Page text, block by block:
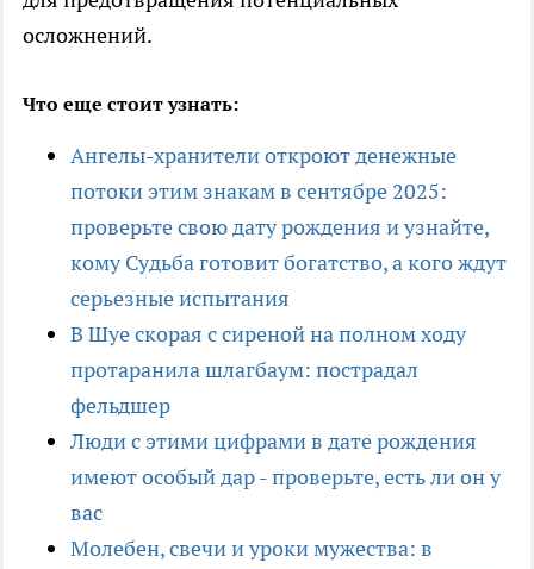
осложнений.
Что еще стоит узнать:
Ангелы-хранители откроют денежные
потоки этим знакам в сентябре 2025:
проверьте свою дату рождения и узнайте,
кому Судьба готовит богатство, а кого ждут
серьезные испытания
В Шуе скорая с сиреной на полном ходу
протаранила шлагбаум: пострадал
фельдшер
Люди с этими цифрами в дате рождения
имеют особый дар - проверьте, есть ли он у
вас
Молебен, свечи и уроки мужества: в